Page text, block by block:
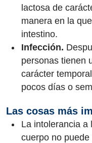
lactosa de
manera en la
intestino.
Infección.
personas tienen
carácter
pocos días o
Las cosas más
La intolerancia a
cuerpo no